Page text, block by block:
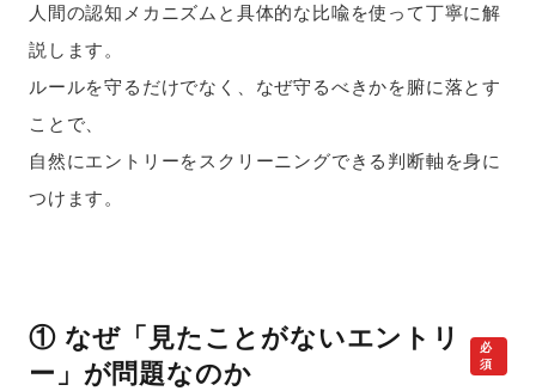
人間の認知メカニズムと具体的な比喩を使って丁寧に解
説します。
ルールを守るだけでなく、なぜ守るべきかを腑に落とす
ことで、
自然にエントリーをスクリーニングできる判断軸を身に
つけます。
① なぜ「見たことがないエントリ
ー」が問題なのか
必
須